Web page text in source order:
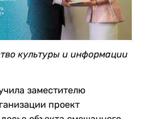
культуры и информации
заместителю
проект